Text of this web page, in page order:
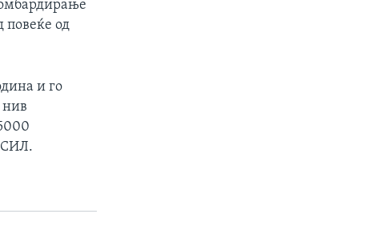
повеќе од
и го
нив